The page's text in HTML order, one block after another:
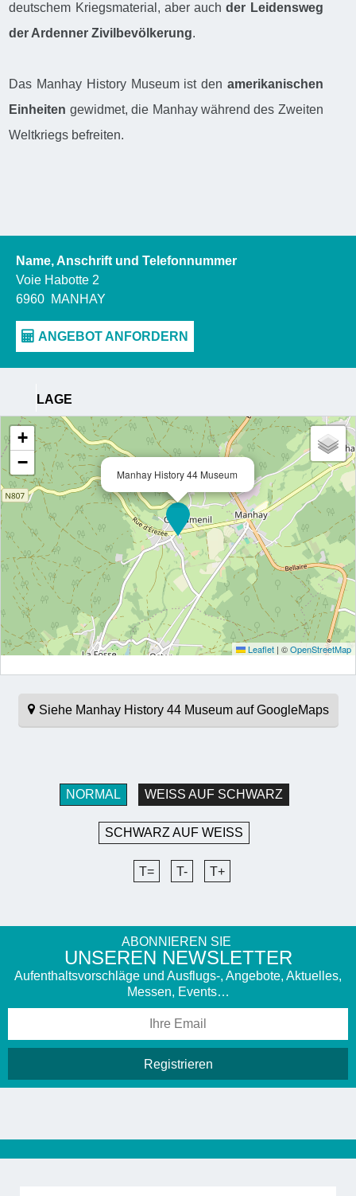
deutschem Kriegsmaterial, aber auch der Leidensweg
der Ardenner Zivilbevölkerung.
Das Manhay History Museum ist den amerikanischen
Einheiten gewidmet, die Manhay während des Zweiten
Weltkriegs befreiten.
Name, Anschrift und Telefonnummer
Voie Habotte 2
6960 MANHAY
LAGE
Manhay History 44 Museum
+
−
Leaflet | ©OpenStreetMap
Siehe Manhay History 44 Museum auf GoogleMaps
NORMAL WEISS AUF SCHWARZ
SCHWARZ AUF WEISS
T= T- T+
ABONNIEREN SIE
UNSEREN NEWSLETTER
Aufenthaltsvorschläge und Ausflugs-, Angebote, Aktuelles,
Messen, Events…